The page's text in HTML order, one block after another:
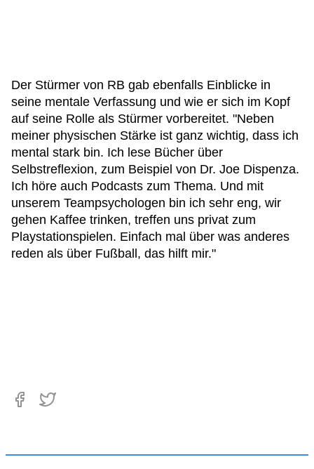
Der Stürmer von RB gab ebenfalls Einblicke in
seine mentale Verfassung und wie er sich im Kopf
auf seine Rolle als Stürmer vorbereitet. "Neben
meiner physischen Stärke ist ganz wichtig, dass ich
mental stark bin. Ich lese Bücher über
Selbstreflexion, zum Beispiel von Dr. Joe Dispenza.
Ich höre auch Podcasts zum Thema. Und mit
unserem Teampsychologen bin ich sehr eng, wir
gehen Kaffee trinken, treffen uns privat zum
Playstationspielen. Einfach mal über was anderes
reden als über Fußball, das hilft mir."